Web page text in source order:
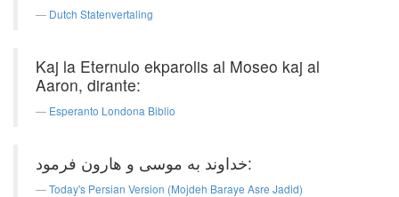
Dutch Statenvertaling
Kaj la Eternulo ekparolis al Moseo kaj al
Aaron, dirante:
Esperanto Londona Biblio
خداوند به موسی و هارون فرمود:
Today's Persian Version (Mojdeh Baraye Asre Jadid)